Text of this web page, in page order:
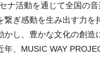
ナ活動を通じて全国の
繋ぎ感動を生み出す力を
かし、豊かな文化の創
年、MUSIC WAY